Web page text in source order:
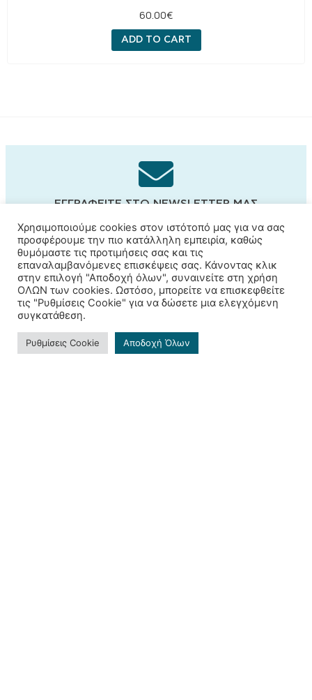
60.00€
ADD TO CART
ΕΓΓΡΑΦΕΊΤΕ ΣΤΟ NEWSLETTER ΜΑΣ
Εγγραφή
Χρησιμοποιούμε cookies στον ιστότοπό μας για να σας
προσφέρουμε την πιο κατάλληλη εμπειρία, καθώς
θυμόμαστε τις προτιμήσεις σας και τις
επαναλαμβανόμενες επισκέψεις σας. Κάνοντας κλικ
στην επιλογή "Αποδοχή όλων", συναινείτε στη χρήση
ΟΛΩΝ των cookies. Ωστόσο, μπορείτε να επισκεφθείτε
τις "Ρυθμίσεις Cookie" για να δώσετε μια ελεγχόμενη
συγκατάθεση.
Ρυθμίσεις Cookie Αποδοχή Όλων